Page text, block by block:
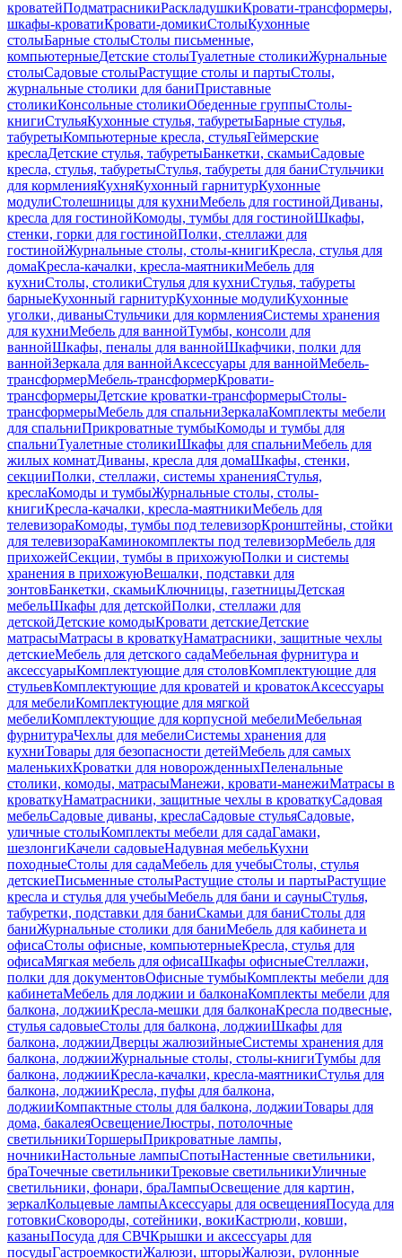
кроватейПодматрасникиРаскладушкиКровати-трансформеры,
шкафы-кроватиКровати-домикиСтолыКухонные
столыБарные столыСтолы письменные,
компьютерныеДетские столыТуалетные столикиЖурнальные
столыСадовые столыРастущие столы и партыСтолы,
журнальные столики для баниПриставные
столикиКонсольные столикиОбеденные группыСтолы-
книгиСтульяКухонные стулья, табуретыБарные стулья,
табуретыКомпьютерные кресла, стульяГеймерские
креслаДетские стулья, табуретыБанкетки, скамьиСадовые
кресла, стулья, табуретыСтулья, табуреты для баниСтульчики
для кормленияКухняКухонный гарнитурКухонные
модулиСтолешницы для кухниМебель для гостинойДиваны,
кресла для гостинойКомоды, тумбы для гостинойШкафы,
стенки, горки для гостинойПолки, стеллажи для
гостинойЖурнальные столы, столы-книгиКресла, стулья для
домаКресла-качалки, кресла-маятникиМебель для
кухниСтолы, столикиСтулья для кухниСтулья, табуреты
барныеКухонный гарнитурКухонные модулиКухонные
уголки, диваныСтульчики для кормленияСистемы хранения
для кухниМебель для ваннойТумбы, консоли для
ваннойШкафы, пеналы для ваннойШкафчики, полки для
ваннойЗеркала для ваннойАксессуары для ваннойМебель-
трансформерМебель-трансформерКровати-
трансформерыДетские кроватки-трансформерыСтолы-
трансформерыМебель для спальниЗеркалаКомплекты мебели
для спальниПрикроватные тумбыКомоды и тумбы для
спальниТуалетные столикиШкафы для спальниМебель для
жилых комнатДиваны, кресла для домаШкафы, стенки,
секцииПолки, стеллажи, системы храненияСтулья,
креслаКомоды и тумбыЖурнальные столы, столы-
книгиКресла-качалки, кресла-маятникиМебель для
телевизораКомоды, тумбы под телевизорКронштейны, стойки
для телевизораКаминокомплекты под телевизорМебель для
прихожейСекции, тумбы в прихожуюПолки и системы
хранения в прихожуюВешалки, подставки для
зонтовБанкетки, скамьиКлючницы, газетницыДетская
мебельШкафы для детскойПолки, стеллажи для
детскойДетские комодыКровати детскиеДетские
матрасыМатрасы в кроваткуНаматрасники, защитные чехлы
детскиеМебель для детского садаМебельная фурнитура и
аксессуарыКомплектующие для столовКомплектующие для
стульевКомплектующие для кроватей и кроватокАксессуары
для мебелиКомплектующие для мягкой
мебелиКомплектующие для корпусной мебелиМебельная
фурнитураЧехлы для мебелиСистемы хранения для
кухниТовары для безопасности детейМебель для самых
маленькихКроватки для новорожденныхПеленальные
столики, комоды, матрасыМанежи, кровати-манежиМатрасы в
кроваткуНаматрасники, защитные чехлы в кроваткуСадовая
мебельСадовые диваны, креслаСадовые стульяСадовые,
уличные столыКомплекты мебели для садаГамаки,
шезлонгиКачели садовыеНадувная мебельКухни
походныеСтолы для садаМебель для учебыСтолы, стулья
детскиеПисьменные столыРастущие столы и партыРастущие
кресла и стулья для учебыМебель для бани и сауныСтулья,
табуретки, подставки для баниСкамьи для баниСтолы для
баниЖурнальные столики для баниМебель для кабинета и
офисаСтолы офисные, компьютерныеКресла, стулья для
офисаМягкая мебель для офисаШкафы офисныеСтеллажи,
полки для документовОфисные тумбыКомплекты мебели для
кабинетаМебель для лоджии и балконаКомплекты мебели для
балкона, лоджииКресла-мешки для балконаКресла подвесные,
стулья садовыеСтолы для балкона, лоджииШкафы для
балкона, лоджииДверцы жалюзийныеСистемы хранения для
балкона, лоджииЖурнальные столы, столы-книгиТумбы для
балкона, лоджииКресла-качалки, кресла-маятникиСтулья для
балкона, лоджииКресла, пуфы для балкона,
лоджииКомпактные столы для балкона, лоджииТовары для
дома, бакалеяОсвещениеЛюстры, потолочные
светильникиТоршерыПрикроватные лампы,
ночникиНастольные лампыСпотыНастенные светильники,
браТочечные светильникиТрековые светильникиУличные
светильники, фонари, браЛампыОсвещение для картин,
зеркалКольцевые лампыАксессуары для освещенияПосуда для
готовкиСковороды, сотейники, вокиКастрюли, ковши,
казаныПосуда для СВЧКрышки и аксессуары для
посудыГастроемкостиЖалюзи, шторыЖалюзи, рулонные